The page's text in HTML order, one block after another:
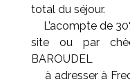
total du séjour.
L’acompte de
site ou par
BAROUDEL
à adresser à